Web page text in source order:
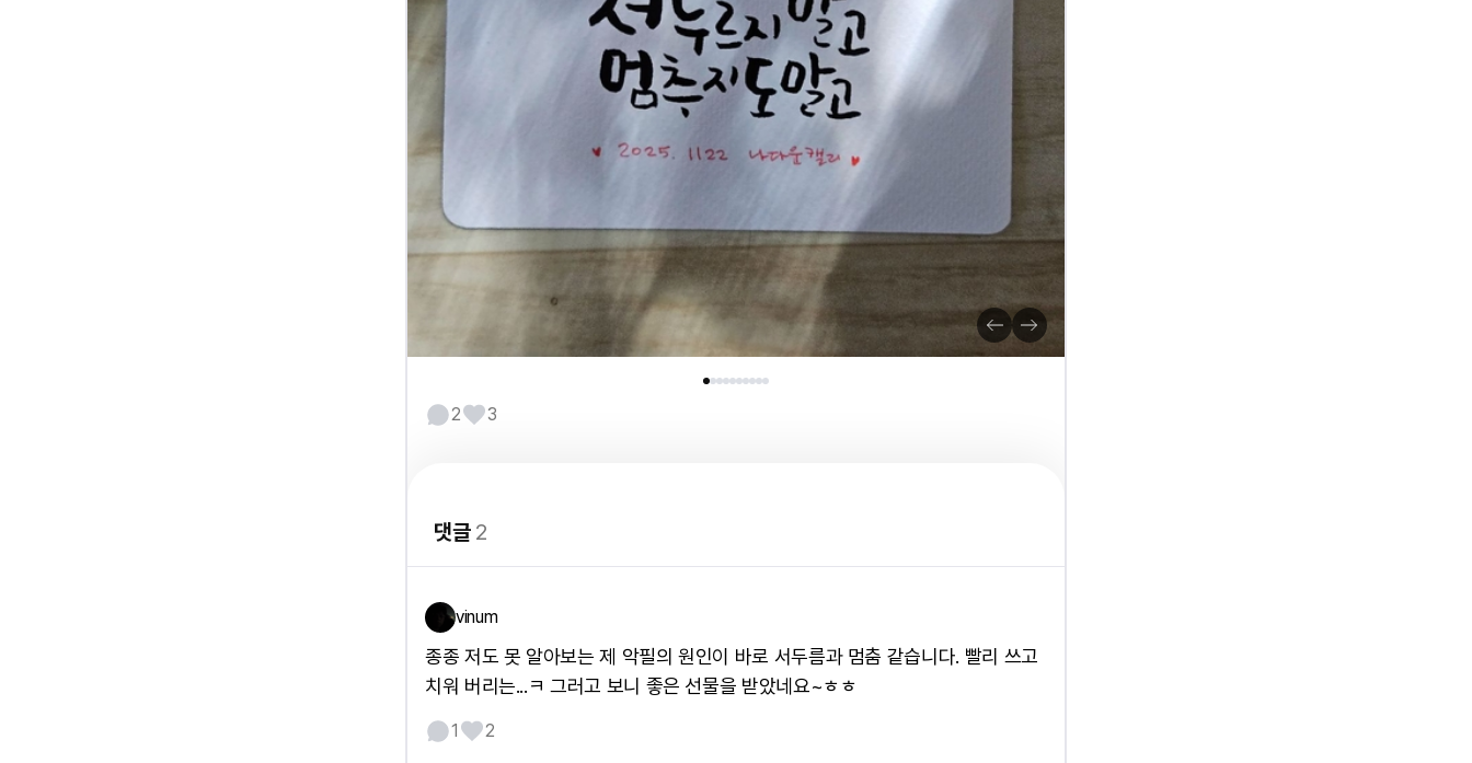
2 3
댓글2
vinum
종종 저도 못 알아보는 제 악필의 원인이 바로 서두름과 멈춤 같습니다. 빨리 쓰고
치워 버리는...ㅋ 그러고 보니 좋은 선물을 받았네요~ㅎㅎ
1 2